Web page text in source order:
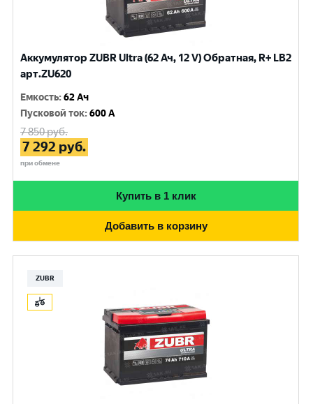
Аккумулятор ZUBR Ultra (62 Ач, 12 V) Обратная, R+ LB2
арт.ZU620
Емкость:62 Ач
Пусковой ток:600 A
7 850руб.
7 292 руб.
при обмене
Купить в 1 клик
Добавить в корзину
ZUBR